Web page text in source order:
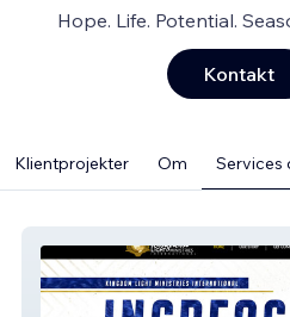
Hope. Life. Potential.
Kontakt
Klientprojekter Om Services